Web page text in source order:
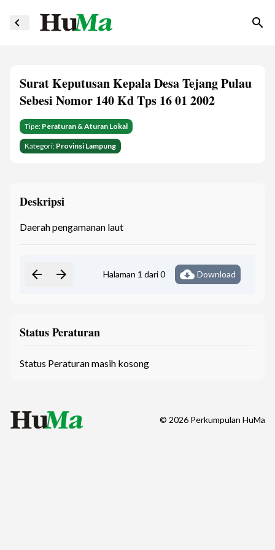
navigate_before search
Surat Keputusan Kepala Desa Tejang Pulau
Sebesi Nomor 140 Kd Tps 16 01 2002
Tipe: Peraturan & Aturan Lokal
Kategori: Provinsi Lampung
Deskripsi
Daerah pengamanan laut
arrow_back arrow_forward Halaman 1 dari 0 cloud_download Download
Status Peraturan
Status Peraturan masih kosong
© 2026 Perkumpulan HuMa